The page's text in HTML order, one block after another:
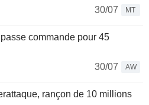
30/07
MT
commande pour 45
30/07
AW
rançon de 10 millions